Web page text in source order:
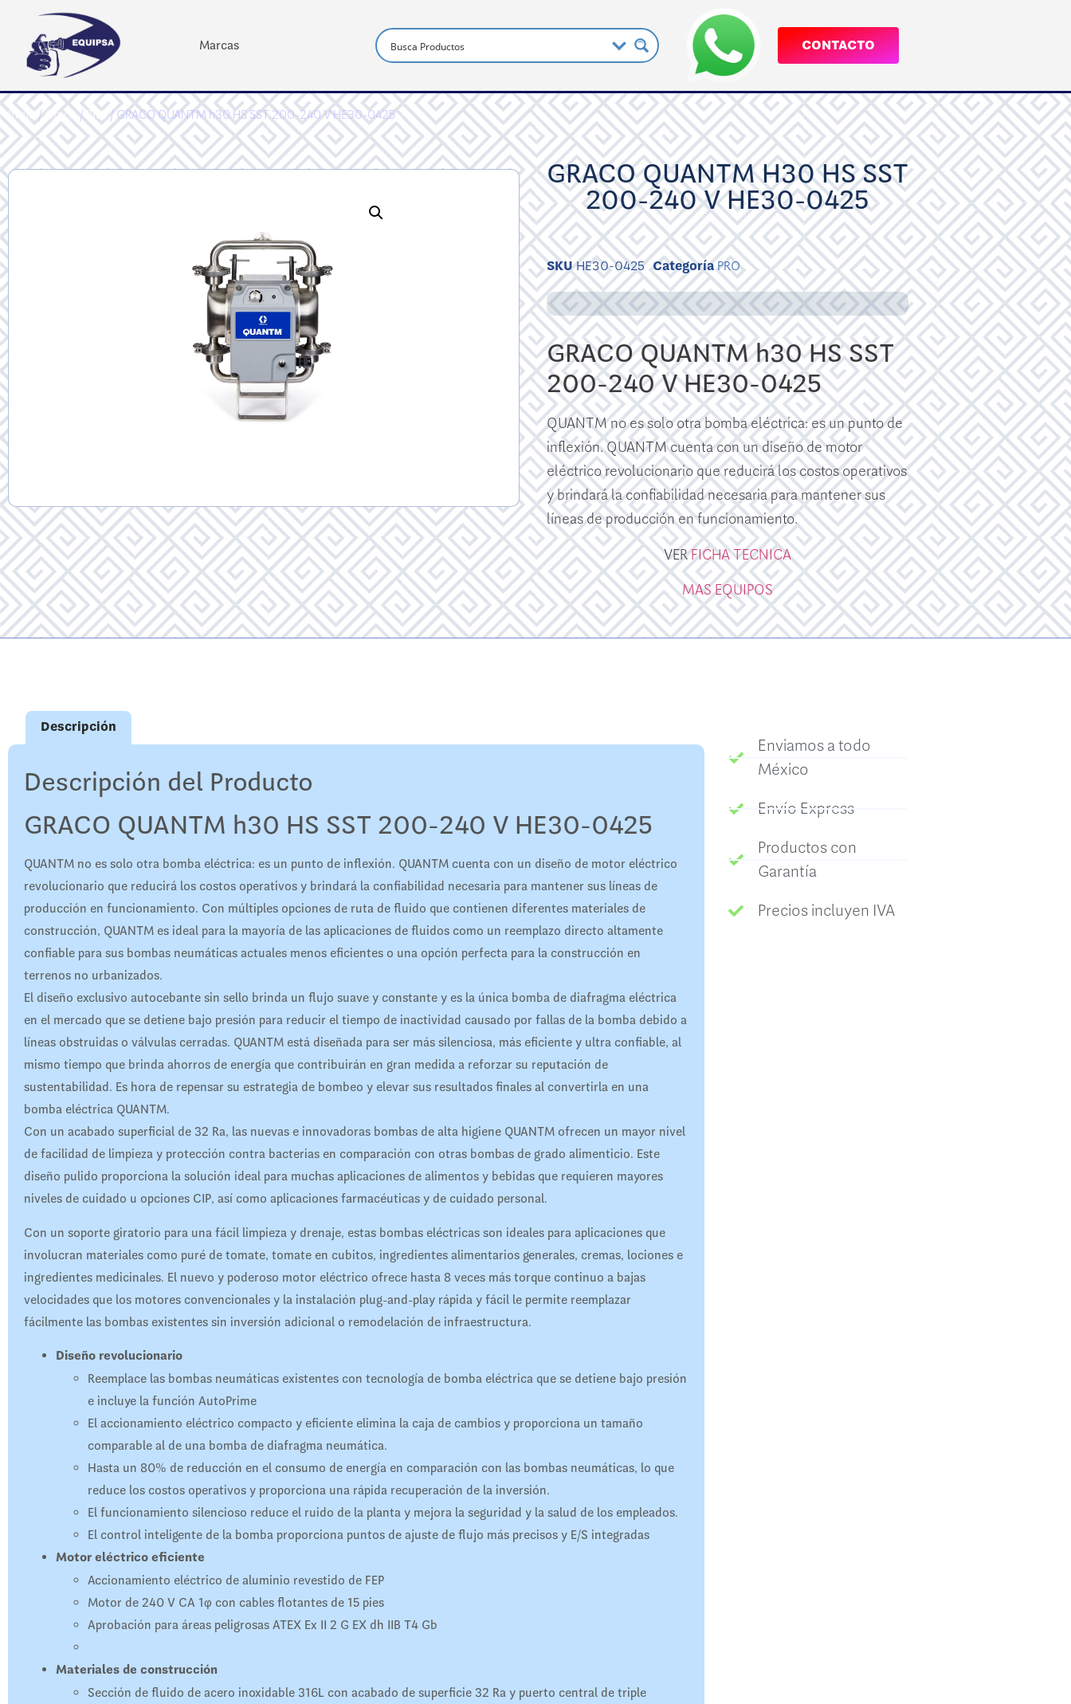
Marcas CONTACTO
Inicio/Graco/PRO/ GRACO QUANTM h30 HS SST 200-240 V HE30-0425
GRACO QUANTM H30 HS SST
200-240 V HE30-0425
SKUHE30-0425 CategoríaPRO
GRACO QUANTM h30 HS SST
200-240 V HE30-0425
QUANTM no es solo otra bomba eléctrica: es un punto de
inflexión. QUANTM cuenta con un diseño de motor
eléctrico revolucionario que reducirá los costos operativos
y brindará la confiabilidad necesaria para mantener sus
líneas de producción en funcionamiento.
VERFICHA TECNICA
MAS EQUIPOS
Descripción
Descripción del Producto
GRACO QUANTM h30 HS SST 200-240 V HE30-0425
QUANTM no es solo otra bomba eléctrica: es un punto de inflexión. QUANTM cuenta con un diseño de motor eléctrico
revolucionario que reducirá los costos operativos y brindará la confiabilidad necesaria para mantener sus líneas de
producción en funcionamiento. Con múltiples opciones de ruta de fluido que contienen diferentes materiales de
construcción, QUANTM es ideal para la mayoría de las aplicaciones de fluidos como un reemplazo directo altamente
confiable para sus bombas neumáticas actuales menos eficientes o una opción perfecta para la construcción en
terrenos no urbanizados.
El diseño exclusivo autocebante sin sello brinda un flujo suave y constante y es la única bomba de diafragma eléctrica
en el mercado que se detiene bajo presión para reducir el tiempo de inactividad causado por fallas de la bomba debido a
líneas obstruidas o válvulas cerradas. QUANTM está diseñada para ser más silenciosa, más eficiente y ultra confiable, al
mismo tiempo que brinda ahorros de energía que contribuirán en gran medida a reforzar su reputación de
sustentabilidad. Es hora de repensar su estrategia de bombeo y elevar sus resultados finales al convertirla en una
bomba eléctrica QUANTM.
Con un acabado superficial de 32 Ra, las nuevas e innovadoras bombas de alta higiene QUANTM ofrecen un mayor nivel
de facilidad de limpieza y protección contra bacterias en comparación con otras bombas de grado alimenticio. Este
diseño pulido proporciona la solución ideal para muchas aplicaciones de alimentos y bebidas que requieren mayores
niveles de cuidado u opciones CIP, así como aplicaciones farmacéuticas y de cuidado personal.
Con un soporte giratorio para una fácil limpieza y drenaje, estas bombas eléctricas son ideales para aplicaciones que
involucran materiales como puré de tomate, tomate en cubitos, ingredientes alimentarios generales, cremas, lociones e
ingredientes medicinales. El nuevo y poderoso motor eléctrico ofrece hasta 8 veces más torque continuo a bajas
velocidades que los motores convencionales y la instalación plug-and-play rápida y fácil le permite reemplazar
fácilmente las bombas existentes sin inversión adicional o remodelación de infraestructura.
Diseño revolucionario
Reemplace las bombas neumáticas existentes con tecnología de bomba eléctrica que se detiene bajo presión
e incluye la función AutoPrime
El accionamiento eléctrico compacto y eficiente elimina la caja de cambios y proporciona un tamaño
comparable al de una bomba de diafragma neumática.
Hasta un 80% de reducción en el consumo de energía en comparación con las bombas neumáticas, lo que
reduce los costos operativos y proporciona una rápida recuperación de la inversión.
El funcionamiento silencioso reduce el ruido de la planta y mejora la seguridad y la salud de los empleados.
El control inteligente de la bomba proporciona puntos de ajuste de flujo más precisos y E/S integradas
Motor eléctrico eficiente
Accionamiento eléctrico de aluminio revestido de FEP
Motor de 240 V CA 1φ con cables flotantes de 15 pies
Aprobación para áreas peligrosas ATEX Ex II 2 G EX dh IIB T4 Gb
Materiales de construcción
Sección de fluido de acero inoxidable 316L con acabado de superficie 32 Ra y puerto central de triple
Enviamos a todo
México
Envío Express
Productos con
Garantía
Precios incluyen IVA